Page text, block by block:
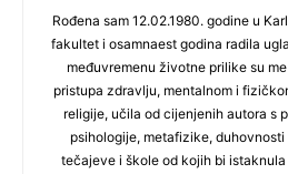
Rođena sam 12.02.1980. godine u
fakultet i osamnaest godina radila
međuvremenu životne prilike su
pristupa zdravlju, mentalnom i
religije, učila od cijenjenih autora s
psihologije, metafizike,
tečajeve i škole od kojih bi